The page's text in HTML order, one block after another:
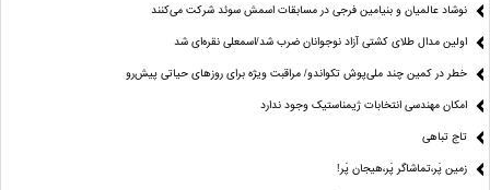
نوشاد عالمیان و بنیامین فرجی در مسابقات اسمش سوئد شرکت می‌کنند
اولین مدال طلای کشتی آزاد نوجوانان ضرب شد/اسمعلی نقره‌ای شد
خطر در کمین چند ملی‌پوش تکواندو/ مراقبت ویژه برای روزهای حیاتی پیش‌رو
امکان مهندسی انتخابات ژیمناستیک وجود ندارد
تاج تباهی
زمین پَر،تماشاگر پَر،هیجان پَر!